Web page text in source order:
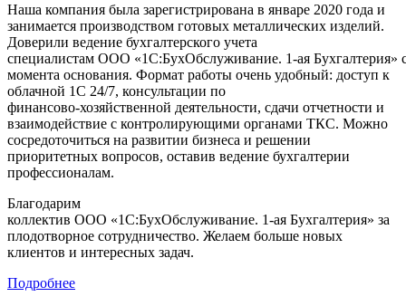
Наша компания была зарегистрирована в январе 2020 года и
занимается производством готовых металлических изделий.
Доверили ведение бухгалтерского учета
специалистам ООО «1С:БухОбслуживание. 1-ая Бухгалтерия»
момента основания. Формат работы очень удобный: доступ к
облачной 1С 24/7, консультации по
финансово-хозяйственной деятельности, сдачи отчетности и
взаимодействие с контролирующими органами ТКС. Можно
сосредоточиться на развитии бизнеса и решении
приоритетных вопросов, оставив ведение бухгалтерии
профессионалам.
Благодарим
коллектив ООО «1С:БухОбслуживание. 1-ая Бухгалтерия» за
плодотворное сотрудничество. Желаем больше новых
клиентов и интересных задач.
Подробнее